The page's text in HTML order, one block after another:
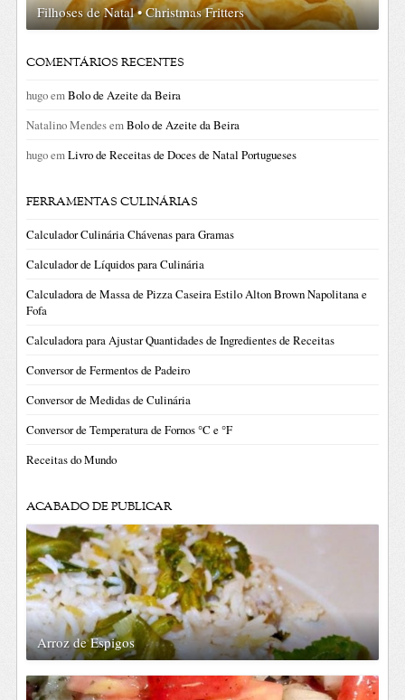
Filhoses de Natal • Christmas Fritters
COMENTÁRIOS RECENTES
hugoemBolo de Azeite da Beira
Natalino MendesemBolo de Azeite da Beira
hugoemLivro de Receitas de Doces de Natal Portugueses
FERRAMENTAS CULINÁRIAS
Calculador Culinária Chávenas para Gramas
Calculador de Líquidos para Culinária
Calculadora de Massa de Pizza Caseira Estilo Alton Brown Napolitana e
Fofa
Calculadora para Ajustar Quantidades de Ingredientes de Receitas
Conversor de Fermentos de Padeiro
Conversor de Medidas de Culinária
Conversor de Temperatura de Fornos °C e °F
Receitas do Mundo
ACABADO DE PUBLICAR
Arroz de Espigos